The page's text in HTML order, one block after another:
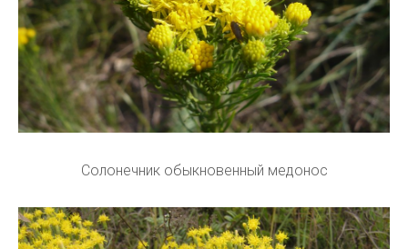
Солонечник обыкновенный медонос